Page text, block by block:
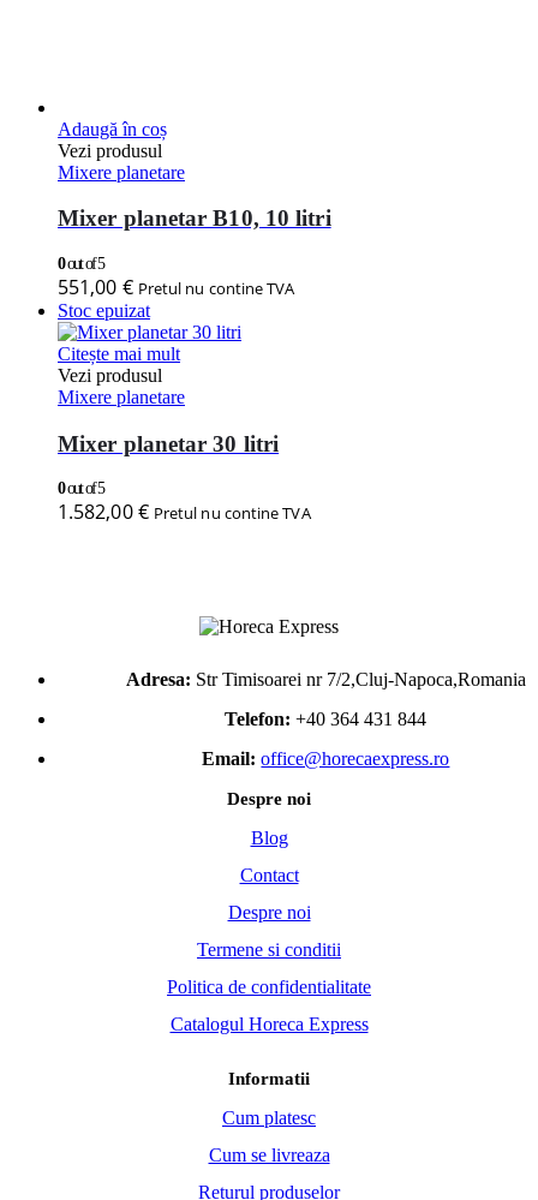
Adaugă în coș
Vezi produsul
Mixere planetare
Mixer planetar B10, 10 litri
0out of 5
551,00 € Pretul nu contine TVA
Stoc epuizat
Citește mai mult
Vezi produsul
Mixere planetare
Mixer planetar 30 litri
0out of 5
1.582,00€ Pretul nu contine TVA
Adresa: Str Timisoarei nr 7/2,Cluj-Napoca,Romania
Telefon: +40 364 431 844
Email: office@horecaexpress.ro
Despre noi
Blog
Contact
Despre noi
Termene si conditii
Politica de confidentialitate
Catalogul Horeca Express
Informatii
Cum platesc
Cum se livreaza
Returul produselor